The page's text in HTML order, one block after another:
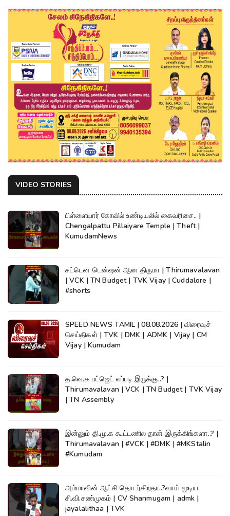
VIDEO STORIES
பிள்ளையார் கோவில் உண்டியலில் கைவரிசை.. |
Chengalpattu Pillaiyare Temple | Theft |
KumudamNews
சட்டென டென்ஷன் ஆன திருமா | Thirumavalavan
| VCK | TN Budget | TVK Vijay | Cuddalore |
#shorts
SPEED NEWS TAMIL | 08.08.2026 | விரைவுச்
செய்திகள் | TVK | DMK | ADMK | Vijay | CM
Vijay | Kumudam
த.வெ.க பட்ஜெட் எப்படி இருக்கு..? |
Thirumavalavan | VCK | TN Budget | TVK Vijay
| TN Assembly
இன்னும் தி.மு.க கூட்டணில தான் இருக்கிங்களா..? |
Thirumavalavan | #VCK | #DMK | #MKStalin
#Kumudam
அம்மாவின் ஆட்சி தொடர்கிறதா..?வாய் மூடிய
சி.வி.சண்முகம் | CV Shanmugam | admk |
jayalalithaa | TVK